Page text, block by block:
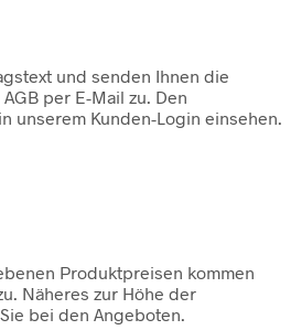
und senden Ihnen die
per E-Mail zu. Den
unserem Kunden-Login einsehen.
Produktpreisen kommen
Näheres zur Höhe der
bei den Angeboten.